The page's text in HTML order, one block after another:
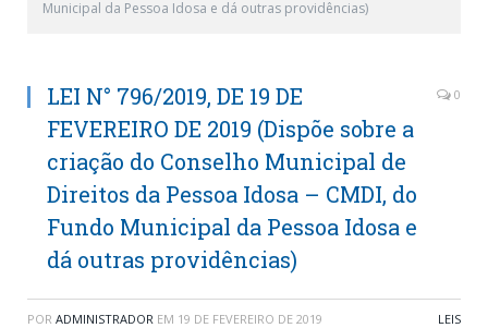
Municipal da Pessoa Idosa e dá outras providências)
LEI N° 796/2019, DE 19 DE
FEVEREIRO DE 2019 (Dispõe sobre a
criação do Conselho Municipal de
Direitos da Pessoa Idosa – CMDI, do
Fundo Municipal da Pessoa Idosa e
dá outras providências)
0
POR ADMINISTRADOR EM 19 DE FEVEREIRO DE 2019 LEIS